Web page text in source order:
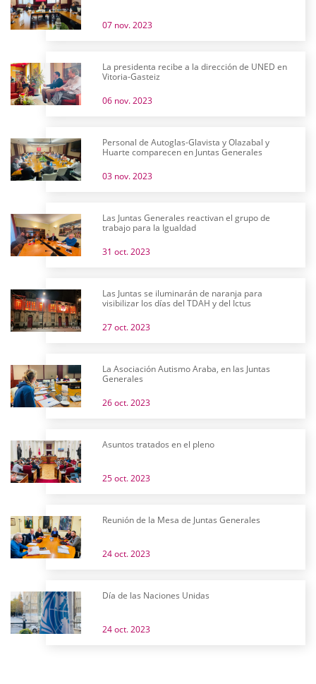
07 nov. 2023
La presidenta recibe a la dirección de UNED en
Vitoria-Gasteiz
06 nov. 2023
Personal de Autoglas-Glavista y Olazabal y
Huarte comparecen en Juntas Generales
03 nov. 2023
Las Juntas Generales reactivan el grupo de
trabajo para la Igualdad
31 oct. 2023
Las Juntas se iluminarán de naranja para
visibilizar los días del TDAH y del Ictus
27 oct. 2023
La Asociación Autismo Araba, en las Juntas
Generales
26 oct. 2023
Asuntos tratados en el pleno
25 oct. 2023
Reunión de la Mesa de Juntas Generales
24 oct. 2023
Día de las Naciones Unidas
24 oct. 2023